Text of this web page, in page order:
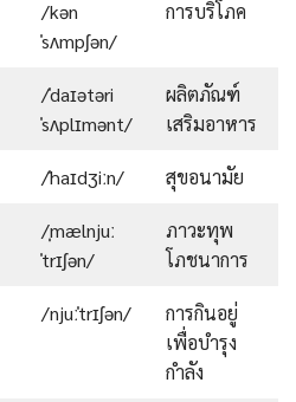
/kən
ˈsʌmpʃən/
การบริโภค
/ˈdaɪətəri
ˈsʌplɪmənt/
ผลิตภัณฑ์
เสริมอาหาร
/ˈhaɪdʒiːn/ สุขอนามัย
/ˌmælnjuː
ˈtrɪʃən/
ภาวะทุพ
โภชนาการ
/njuːˈtrɪʃən/
การกินอยู่
เพื่อบำรุง
กำลัง